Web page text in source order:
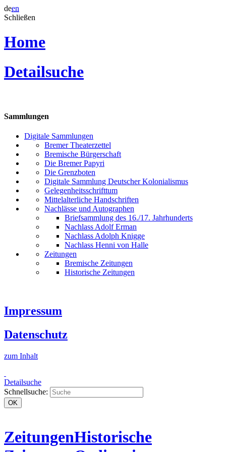
deen
Schließen
Home
Detailsuche
Sammlungen
Digitale Sammlungen
Bremer Theaterzettel
Bremische Bürgerschaft
Die Bremer Papyri
Die Grenzboten
Digitale Sammlung Deutscher Kolonialismus
Gelegenheitsschrifttum
Mittelalterliche Handschriften
Nachlässe und Autographen
Briefsammlung des 16./17. Jahrhunderts
Nachlass Adolf Erman
Nachlass Adolph Knigge
Nachlass Henni von Halle
Zeitungen
Bremische Zeitungen
Historische Zeitungen
Impressum
Datenschutz
zum Inhalt
Detailsuche
Schnellsuche:
OK
ZeitungenHistorische